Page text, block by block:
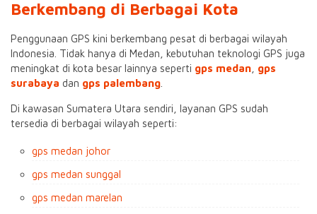
Berkembang di Berbagai Kota
Penggunaan GPS kini berkembang pesat di berbagai wilayah
Indonesia. Tidak hanya di Medan, kebutuhan teknologi GPS juga
meningkat di kota besar lainnya seperti gps medan gps
surabaya dan gps palembang
Di kawasan Sumatera Utara sendiri, layanan GPS sudah
tersedia di berbagai wilayah seperti:
gps medan johor
gps medan sunggal
gps medan marelan